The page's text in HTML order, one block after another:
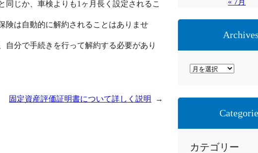
同じか、車検よりも1ヶ月長く設定されるこ
険は自動的に解約されることはありませ
分で手続きを行って解約する必要があり
固定資産評価証明書について詳しく説明 →
ア
カ
カテゴリー